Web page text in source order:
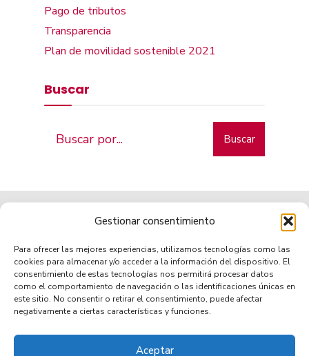
Gestionar consentimiento
Para ofrecer las mejores experiencias, utilizamos tecnologías como las
cookies para almacenar y/o acceder a la información del dispositivo. El
consentimiento de estas tecnologías nos permitirá procesar datos
como el comportamiento de navegación o las identificaciones únicas en
este sitio. No consentir o retirar el consentimiento, puede afectar
negativamente a ciertas características y funciones.
Aceptar
Pago de tributos
Transparencia
Plan de movilidad sostenible 2021
Buscar
Buscar
Municipio de tradición
AVISO LEGAL